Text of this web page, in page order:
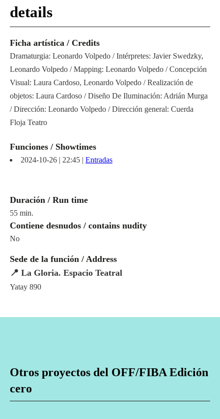
details
Ficha artística / Credits
Dramaturgia: Leonardo Volpedo / Intérpretes: Javier Swedzky,
Leonardo Volpedo / Mapping: Leonardo Volpedo / Concepción
Visual: Laura Cardoso, Leonardo Volpedo / Realización de
objetos: Laura Cardoso / Diseño De Iluminación: Adrián Murga
/ Dirección: Leonardo Volpedo / Dirección general: Cuerda
Floja Teatro
Funciones / Showtimes
2024-10-26 | 22:45 | Entradas
Duración / Run time
55 min.
Contiene desnudos / contains nudity
No
Sede de la función / Address
📍 La Gloria. Espacio Teatral
Yatay 890
Otros proyectos del OFF/FIBA Edición
cero